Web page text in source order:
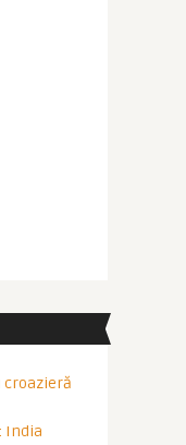
croazieră
India